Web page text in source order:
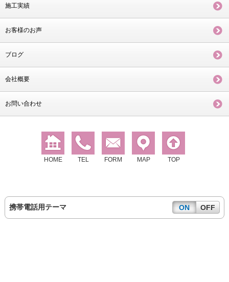
施工実績
お客様のお声
ブログ
会社概要
お問い合わせ
HOME TEL FORM MAP TOP
携帯電話用テーマ ON OFF